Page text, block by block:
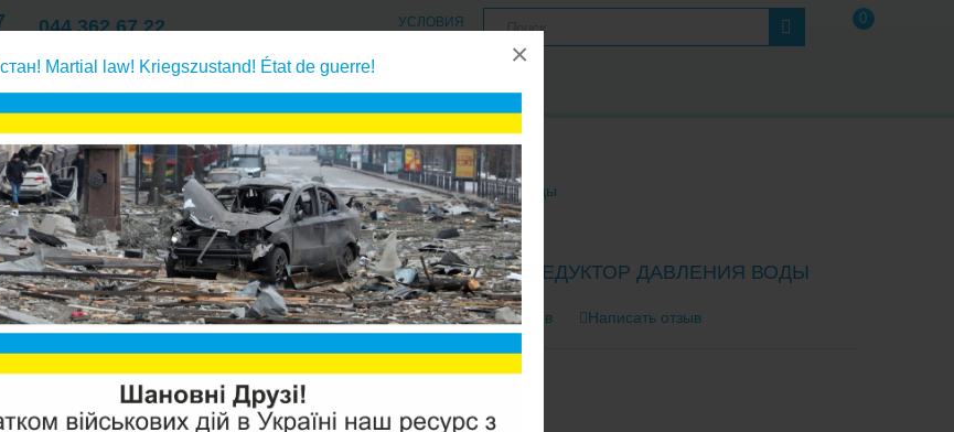
стан! Martial law! Kriegszustand! État de guerre! ×
О КОМПАНИИ/КОНТАКТЫ
УСЛОВИЯ 0
044 362 67 22
057 762 67 22
осмосу, корпуса фильтров
Raifil фитинги к фильтрам питьевой воды
RAIFIL WFR-01 РЕДУКТОР ДАВЛЕНИЯ ВОДЫ
0 отзывов Написать отзыв
Модель:WFR-01